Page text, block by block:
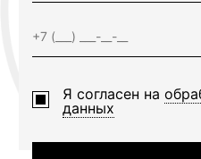
Я согласен на
данных